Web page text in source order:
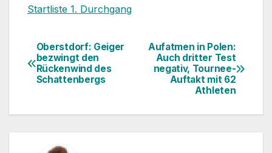
Startliste 1. Durchgang
Beitragsnavigation
Aufatmen in Polen:
Auch dritter Test
negativ, Tournee-
Auftakt mit 62
Athleten
Oberstdorf: Geiger
bezwingt den
Rückenwind des
Schattenbergs